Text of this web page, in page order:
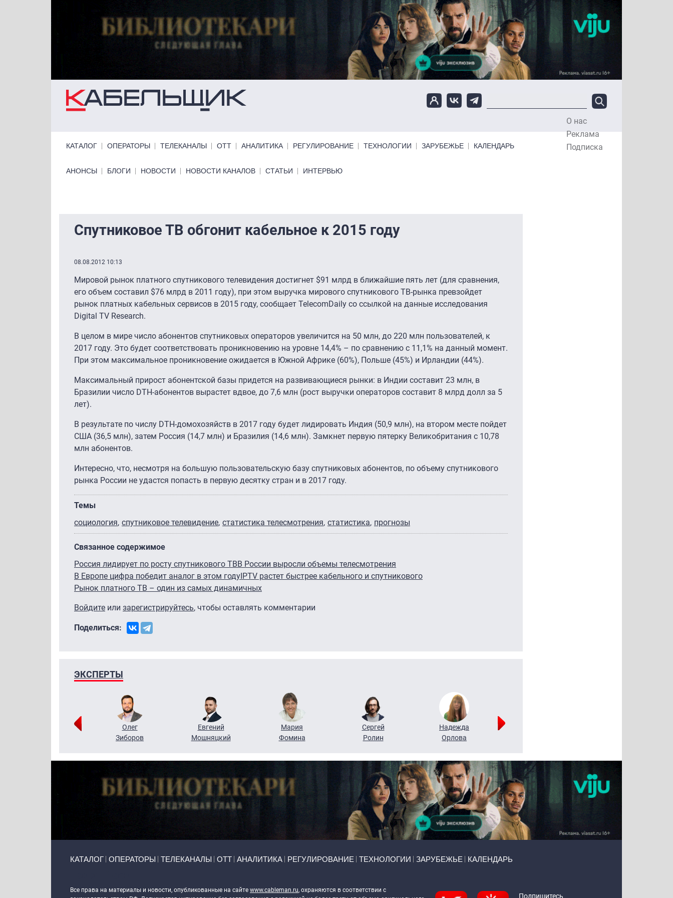
О нас
Реклама
Подписка
КАТАЛОГ ОПЕРАТОРЫ ТЕЛЕКАНАЛЫ ОТТ АНАЛИТИКА РЕГУЛИРОВАНИЕ ТЕХНОЛОГИИ ЗАРУБЕЖЬЕ КАЛЕНДАРЬ
Primary links bottom
АНОНСЫ БЛОГИ НОВОСТИ НОВОСТИ КАНАЛОВ СТАТЬИ ИНТЕРВЬЮ
Спутниковое ТВ обгонит кабельное к 2015 году
08.08.2012 10:13
Мировой рынок платного спутникового телевидения достигнет $91 млрд в ближайшие пять лет (для сравнения,
его объем составил $76 млрд в 2011 году), при этом выручка мирового спутникового ТВ-рынка превзойдет
рынок платных кабельных сервисов в 2015 году, сообщает TelecomDaily со ссылкой на данные исследования
Digital TV Research.
В целом в мире число абонентов спутниковых операторов увеличится на 50 млн, до 220 млн пользователей, к
2017 году. Это будет соответствовать проникновению на уровне 14,4% – по сравнению с 11,1% на данный момент.
При этом максимальное проникновение ожидается в Южной Африке (60%), Польше (45%) и Ирландии (44%).
Максимальный прирост абонентской базы придется на развивающиеся рынки: в Индии составит 23 млн, в
Бразилии число DTH-абонентов вырастет вдвое, до 7,6 млн (рост выручки операторов составит 8 млрд долл за 5
лет).
В результате по числу DTH-домохозяйств в 2017 году будет лидировать Индия (50,9 млн), на втором месте пойдет
США (36,5 млн), затем Россия (14,7 млн) и Бразилия (14,6 млн). Замкнет первую пятерку Великобритания с 10,78
млн абонентов.
Интересно, что, несмотря на большую пользовательскую базу спутниковых абонентов, по объему спутникового
рынка России не удастся попасть в первую десятку стран и в 2017 году.
Темы
социология спутниковое телевидение статистика телесмотрения статистика прогнозы
Связанное содержимое
Россия лидирует по росту спутникового ТВВ России выросли объемы телесмотрения
В Европе цифра победит аналог в этом годуIPTV растет быстрее кабельного и спутникового
Рынок платного ТВ – один из самых динамичных
Войдите или зарегистрируйтесь, чтобы оставлять комментарии
Поделиться:
ЭКСПЕРТЫ
Олег
Зиборов
Евгений
Мошняцкий
Мария
Фомина
Сергей
Ролин
Надежда
Орлова
КАТАЛОГ ОПЕРАТОРЫ ТЕЛЕКАНАЛЫ ОТТ АНАЛИТИКА РЕГУЛИРОВАНИЕ ТЕХНОЛОГИИ ЗАРУБЕЖЬЕ КАЛЕНДАРЬ
Все права на материалы и новости, опубликованные на сайте www.cableman.ru, охраняются в соответствии с
Подпишитесь